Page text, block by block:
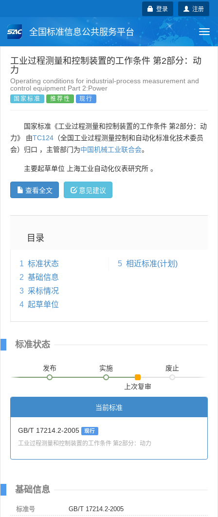
注册
登录
全国标准信息公共服务平台
国家标准 行业标准 地方标准
团体标准 企业标准 国际标准
工业过程测量和控制装置的工作条件 第2部分：动
力
Operating conditions for industrial-process measurement and
control equipment Part 2:Power
国家标准 推荐性 现行
国家标准《工业过程测量和控制装置的工作条件 第2部分：动
力》 由TC124 （全国工业过程测量控制和自动化标准化技术委员
会）归口 ，主管部门为中国机械工业联合会。
主要起草单位 上海工业自动化仪表研究所 。
查看全文 意见建议
目录
1 标准状态
2 基础信息
3 采标情况
4 起草单位
5 相近标准(计划)
标准状态
发布 实施
上次复审
废止
当前标准
GB/T 17214.2-2005 现行
工业过程测量和控制装置的工作条件 第2部分：动力
基础信息
标准号
GB/T 17214.2-2005